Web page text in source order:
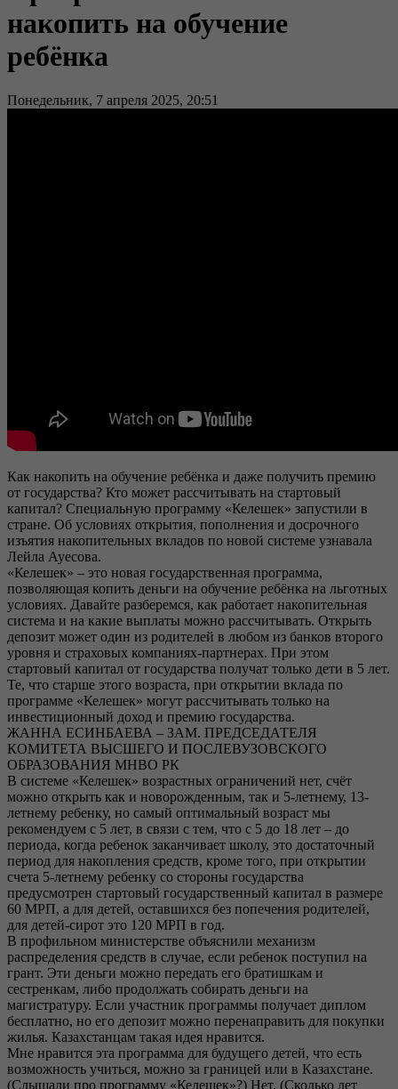
накопить на обучение
ребёнка
Понедельник, 7 апреля 2025, 20:51
Как накопить на обучение ребёнка и даже получить премию
от государства? Кто может рассчитывать на стартовый
капитал? Специальную программу «Келешек» запустили в
стране. Об условиях открытия, пополнения и досрочного
изъятия накопительных вкладов по новой системе узнавала
Лейла Ауесова.
«Келешек» – это новая государственная программа,
позволяющая копить деньги на обучение ребёнка на льготных
условиях. Давайте разберемся, как работает накопительная
система и на какие выплаты можно рассчитывать. Открыть
депозит может один из родителей в любом из банков второго
уровня и страховых компаниях-партнерах. При этом
стартовый капитал от государства получат только дети в 5 лет.
Те, что старше этого возраста, при открытии вклада по
программе «Келешек» могут рассчитывать только на
инвестиционный доход и премию государства.
ЖАННА ЕСИНБАЕВА – ЗАМ. ПРЕДСЕДАТЕЛЯ
КОМИТЕТА ВЫСШЕГО И ПОСЛЕВУЗОВСКОГО
ОБРАЗОВАНИЯ МНВО РК
В системе «Келешек» возрастных ограничений нет, счёт
можно открыть как и новорожденным, так и 5-летнему, 13-
летнему ребенку, но самый оптимальный возраст мы
рекомендуем с 5 лет, в связи с тем, что с 5 до 18 лет – до
периода, когда ребенок заканчивает школу, это достаточный
период для накопления средств, кроме того, при открытии
счета 5-летнему ребенку со стороны государства
предусмотрен стартовый государственный капитал в размере
60 МРП, а для детей, оставшихся без попечения родителей,
для детей-сирот это 120 МРП в год.
В профильном министерстве объяснили механизм
распределения средств в случае, если ребенок поступил на
грант. Эти деньги можно передать его братишкам и
сестренкам, либо продолжать собирать деньги на
магистратуру. Если участник программы получает диплом
бесплатно, но его депозит можно перенаправить для покупки
жилья. Казахстанцам такая идея нравится.
Мне нравится эта программа для будущего детей, что есть
возможность учиться, можно за границей или в Казахстане.
(Слышали про программу «Келешек»?) Нет, (Сколько лет